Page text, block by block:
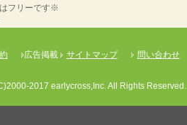
フリーです※
広告掲載 サイトマップ 問い合わせ
2017 earlycross,Inc. All Rights Reserved.